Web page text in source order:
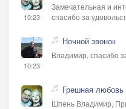
10:23
Замечательная и
спасибо за
10:23
Ночной звонок
Владимир, спасибо
Грешная любовь
Шпень Владимир,